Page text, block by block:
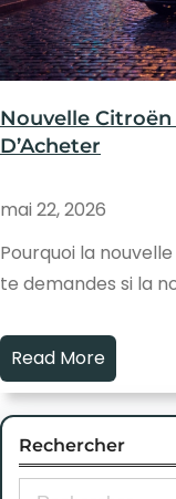
Nouvelle Citroën
D’Acheter
mai 22, 2026
Pourquoi la
te demandes si la
Read More
Rechercher